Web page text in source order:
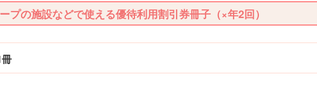
プの施設などで使える優待利用割引券冊子（×年2回）